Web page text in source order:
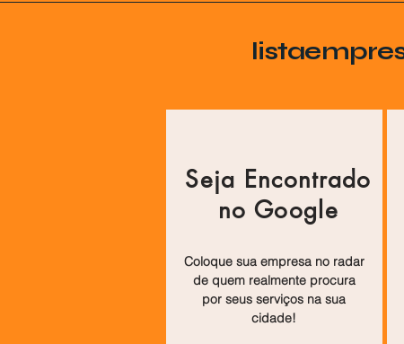
Seja Encontrado
no Google
Coloque sua empresa no radar
de quem realmente procura
por seus serviços na sua
cidade!